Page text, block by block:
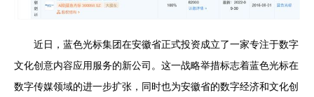
近日，蓝色光标集团在安徽省正式投资成立了一家专注于数字
文化创意内容应用服务的新公司。这一战略举措标志着蓝色光标在
数字传媒领域的进一步扩张，同时也为安徽省的数字经济和文化创